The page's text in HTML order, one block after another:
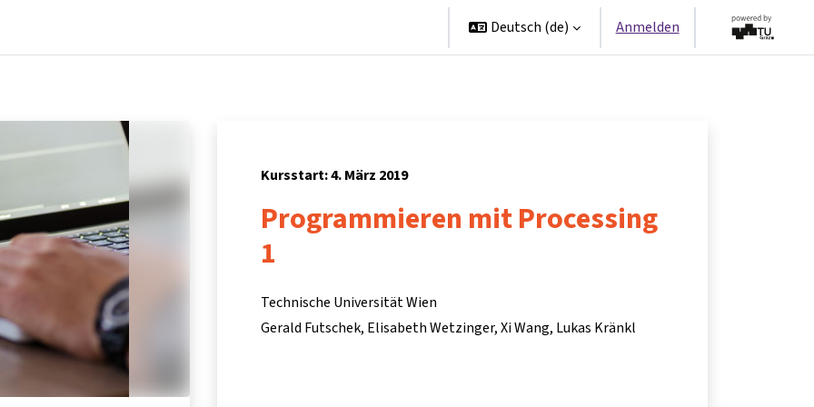
Deutsch ‎(de)‎ Anmelden
Kursstart: 4. März 2019
Programmieren mit Processing
1
Technische Universität Wien
Gerald Futschek Elisabeth Wetzinger Xi Wang Lukas Kränkl